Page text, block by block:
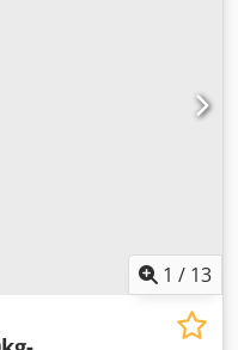
Irrtümer und
Ayiofx Al Sekr
1 / 13